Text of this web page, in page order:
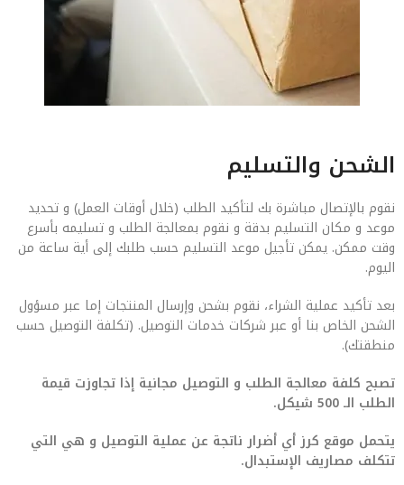
الشحن والتسليم
نقوم بالإتصال مباشرة بك لتأكيد الطلب (خلال أوقات العمل) و تحديد
موعد و مكان التسليم بدقة و نقوم بمعالجة الطلب و تسليمه بأسرع
وقت ممكن. يمكن تأجيل موعد التسليم حسب طلبك إلى أية ساعة من
اليوم.
بعد تأكيد عملية الشراء، نقوم بشحن وإرسال المنتجات إما عبر مسؤول
الشحن الخاص بنا أو عبر شركات خدمات التوصيل. (تكلفة التوصيل حسب
منطقتك).
تصبح كلفة معالجة الطلب و التوصيل مجانية إذا تجاوزت قيمة
الطلب الـ 500 شيكل.
يتحمل موقع كرز أي أضرار ناتجة عن عملية التوصيل و هي التي
تتكلف مصاريف الإستبدال.